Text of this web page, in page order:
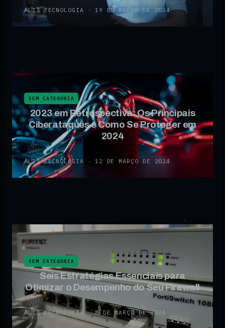
ALTI TECNOLOGIA · 19 DE MARÇO DE 2024
SEM CATEGORIA
2023 em Retrospectiva: Os Principais
Ciberataques e Como Se Proteger em
2024
ALTI TECNOLOGIA · 12 DE MARÇO DE 2024
SEM CATEGORIA
Seis Estratégias Essenciais para
Otimizar o Desempenho do Seu Firewall
ALTI TECNOLOGIA · 8 DE MARÇO DE 2024